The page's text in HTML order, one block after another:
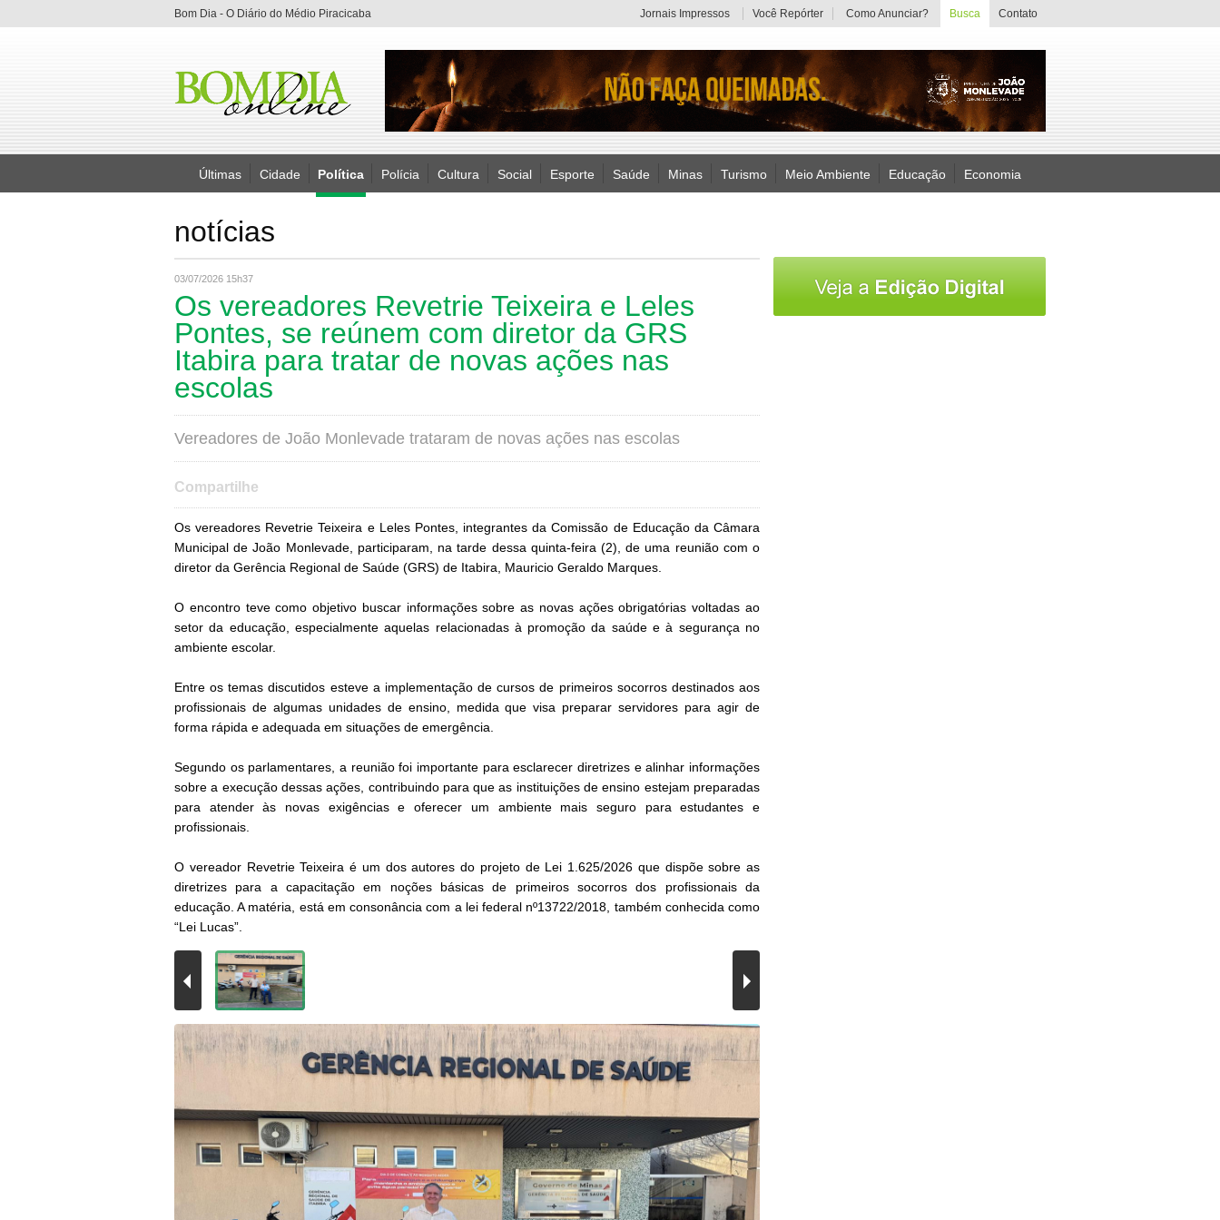
Bom Dia - O Diário do Médio Piracicaba Jornais Impressos Você Repórter Como Anunciar? Busca Contato
Últimas Cidade Política Polícia Cultura Social Esporte Saúde Minas Turismo Meio Ambiente Educação Economia
notícias
03/07/2026 15h37
Os vereadores Revetrie Teixeira e Leles
Pontes, se reúnem com diretor da GRS
Itabira para tratar de novas ações nas
escolas
Vereadores de João Monlevade trataram de novas ações nas escolas
Compartilhe
Os vereadores Revetrie Teixeira e Leles Pontes, integrantes da Comissão de Educação da Câmara
Municipal de João Monlevade, participaram, na tarde dessa quinta-feira (2), de uma reunião com o
diretor da Gerência Regional de Saúde (GRS) de Itabira, Mauricio Geraldo Marques.
O encontro teve como objetivo buscar informações sobre as novas ações obrigatórias voltadas ao
setor da educação, especialmente aquelas relacionadas à promoção da saúde e à segurança no
ambiente escolar.
Entre os temas discutidos esteve a implementação de cursos de primeiros socorros destinados aos
profissionais de algumas unidades de ensino, medida que visa preparar servidores para agir de
forma rápida e adequada em situações de emergência.
Segundo os parlamentares, a reunião foi importante para esclarecer diretrizes e alinhar informações
sobre a execução dessas ações, contribuindo para que as instituições de ensino estejam preparadas
para atender às novas exigências e oferecer um ambiente mais seguro para estudantes e
profissionais.
O vereador Revetrie Teixeira é um dos autores do projeto de Lei 1.625/2026 que dispõe sobre as
diretrizes para a capacitação em noções básicas de primeiros socorros dos profissionais da
educação. A matéria, está em consonância com a lei federal nº13722/2018, também conhecida como
“Lei Lucas”.